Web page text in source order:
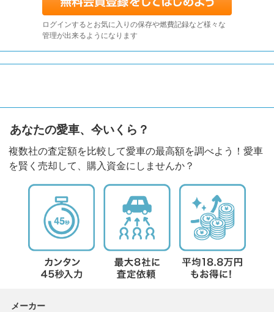
ログインするとお気に入りの保存や燃費記録など様々な
管理が出来るようになります
あなたの愛車、今いくら？
複数社の査定額を比較して愛車の最高額を調べよう！愛車
を賢く売却して、購入資金にしませんか？
メーカー